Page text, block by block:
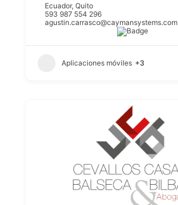
Ecuador,Quito
593 987 554 296
agustin.carrasco@caymansystems.com
Aplicaciones móviles +3